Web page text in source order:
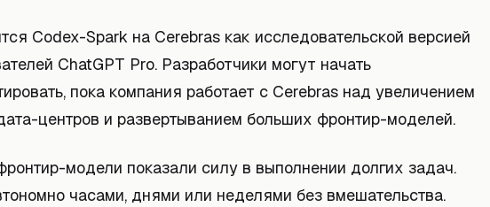
Codex-Spark на Cerebras как исследовательской версией
ChatGPT Pro. Разработчики могут начать
пока компания работает с Cerebras над увеличением
центров и развертыванием больших фронтир-моделей.
модели показали силу в выполнении долгих задач.
часами, днями или неделями без вмешательства.